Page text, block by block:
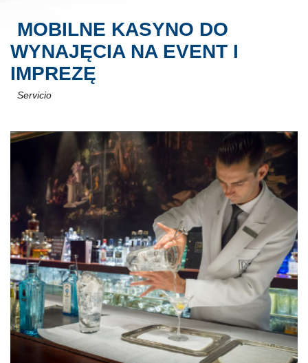
MOBILNE KASYNO DO
WYNAJĘCIA NA EVENT I
IMPREZĘ
Servicio